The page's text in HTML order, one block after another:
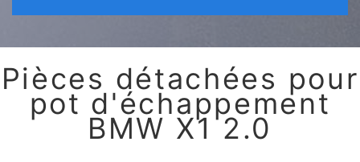
Pièces détachées pour
pot d'échappement
BMW X1 2.0